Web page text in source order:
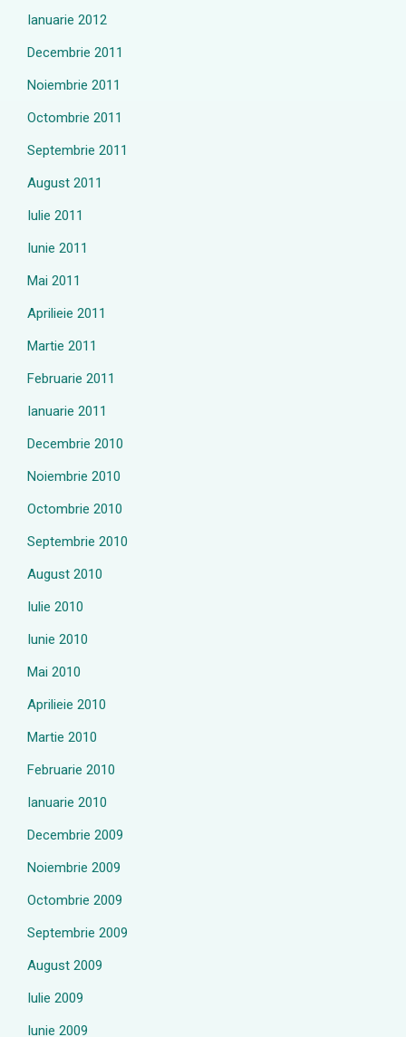
Ianuarie 2012
Decembrie 2011
Noiembrie 2011
Octombrie 2011
Septembrie 2011
August 2011
Iulie 2011
Iunie 2011
Mai 2011
Aprilieie 2011
Martie 2011
Februarie 2011
Ianuarie 2011
Decembrie 2010
Noiembrie 2010
Octombrie 2010
Septembrie 2010
August 2010
Iulie 2010
Iunie 2010
Mai 2010
Aprilieie 2010
Martie 2010
Februarie 2010
Ianuarie 2010
Decembrie 2009
Noiembrie 2009
Octombrie 2009
Septembrie 2009
August 2009
Iulie 2009
Iunie 2009